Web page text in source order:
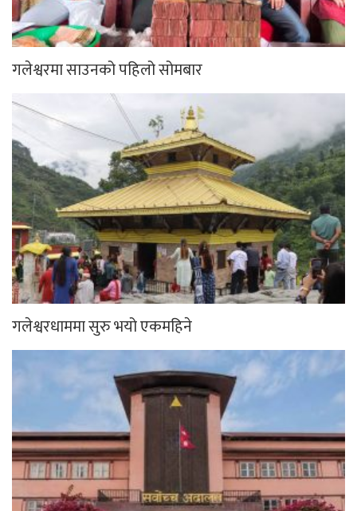
गलेश्वरमा साउनको पहिलो सोमबार
गलेश्वरधाममा सुरु भयो एकमहिने